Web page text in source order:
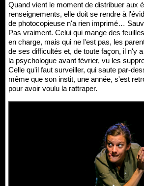
Quand vient le moment de distribuer aux
renseignements, elle doit se rendre à
de photocopieuse n'a rien imprimé…
Pas vraiment. Celui qui mange des
en charge, mais qui ne l'est pas, les
de ses difficultés et, de toute façon, il n'y
la psychologue avant février, vu les
Celle qu'il faut surveiller, qui saute par-
même que son instit, une année, s'est
pour avoir voulu la rattraper.